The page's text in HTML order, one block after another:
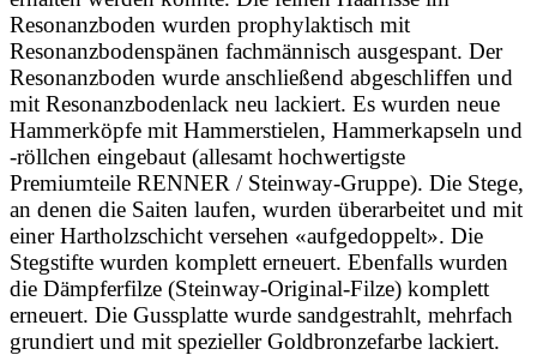
Resonanzboden wurden prophylaktisch mit
Resonanzbodenspänen fachmännisch ausgespant. Der
Resonanzboden wurde anschließend abgeschliffen und
mit Resonanzbodenlack neu lackiert. Es wurden neue
Hammerköpfe mit Hammerstielen, Hammerkapseln und
-röllchen eingebaut (allesamt hochwertigste
Premiumteile RENNER / Steinway-Gruppe). Die Stege,
an denen die Saiten laufen, wurden überarbeitet und mit
einer Hartholzschicht versehen «aufgedoppelt». Die
Stegstifte wurden komplett erneuert. Ebenfalls wurden
die Dämpferfilze (Steinway-Original-Filze) komplett
erneuert. Die Gussplatte wurde sandgestrahlt, mehrfach
grundiert und mit spezieller Goldbronzefarbe lackiert.